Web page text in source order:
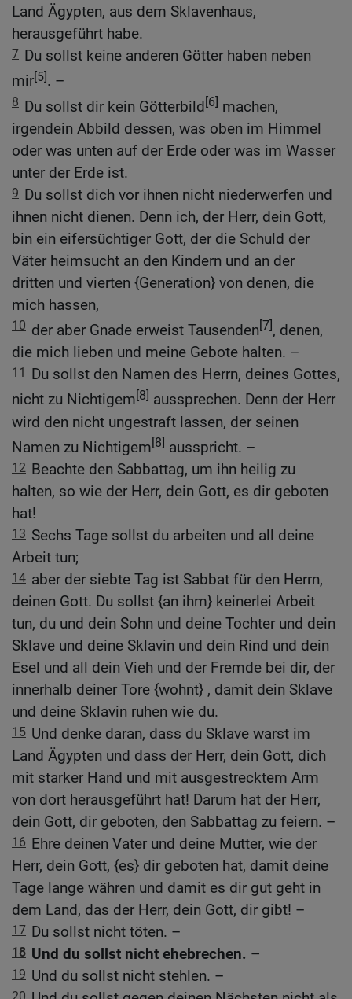
Land Ägypten, aus dem Sklavenhaus,
herausgeführt habe.
7 Du sollst keine anderen Götter haben neben
mir[5]. –
8 Du sollst dir kein Götterbild[6] machen,
irgendein Abbild dessen, was oben im Himmel
oder was unten auf der Erde oder was im Wasser
unter der Erde ist.
9 Du sollst dich vor ihnen nicht niederwerfen und
ihnen nicht dienen. Denn ich, der Herr, dein Gott,
bin ein eifersüchtiger Gott, der die Schuld der
Väter heimsucht an den Kindern und an der
dritten und vierten {Generation} von denen, die
mich hassen,
10 der aber Gnade erweist Tausenden[7], denen,
die mich lieben und meine Gebote halten. –
11
Du sollst den Namen des Herrn, deines Gottes,
nicht zu Nichtigem[8] aussprechen. Denn der Herr
wird den nicht ungestraft lassen, der seinen
Namen zu Nichtigem[8] ausspricht. –
12 Beachte den Sabbattag, um ihn heilig zu
halten, so wie der Herr, dein Gott, es dir geboten
hat!
13 Sechs Tage sollst du arbeiten und all deine
Arbeit tun;
14 aber der siebte Tag ist Sabbat für den Herrn,
deinen Gott. Du sollst {an ihm} keinerlei Arbeit
tun, du und dein Sohn und deine Tochter und dein
Sklave und deine Sklavin und dein Rind und dein
Esel und all dein Vieh und der Fremde bei dir, der
innerhalb deiner Tore {wohnt} , damit dein Sklave
und deine Sklavin ruhen wie du.
15 Und denke daran, dass du Sklave warst im
Land Ägypten und dass der Herr, dein Gott, dich
mit starker Hand und mit ausgestrecktem Arm
von dort herausgeführt hat! Darum hat der Herr,
dein Gott, dir geboten, den Sabbattag zu feiern. –
16 Ehre deinen Vater und deine Mutter, wie der
Herr, dein Gott, {es} dir geboten hat, damit deine
Tage lange währen und damit es dir gut geht in
dem Land, das der Herr, dein Gott, dir gibt! –
17 Du sollst nicht töten. –
18 Und du sollst nicht ehebrechen. –
19 Und du sollst nicht stehlen. –